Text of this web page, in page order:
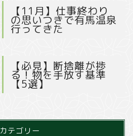
【11月】仕事終わり
の思いつきで有馬温泉
行ってきた
【必見】断捨離が捗
る！物を手放す基準
【5選】
カテゴリー